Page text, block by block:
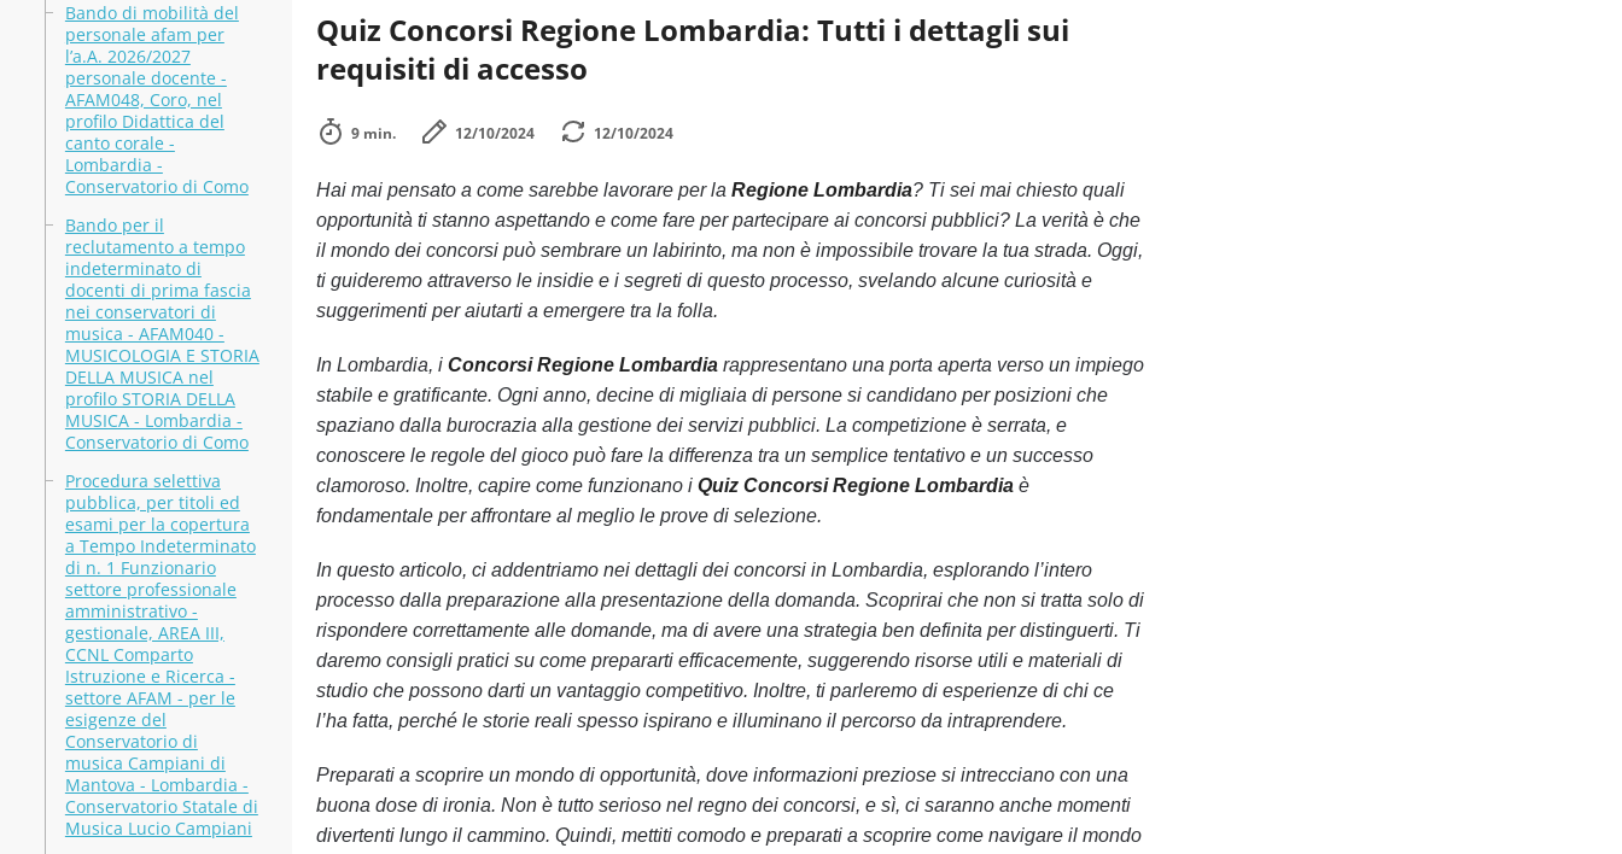
Bando di mobilità del
personale afam per
l’a.A. 2026/2027
personale docente -
AFAM048, Coro, nel
profilo Didattica del
canto corale -
Lombardia -
Conservatorio di Como
Bando per il
reclutamento a tempo
indeterminato di
docenti di prima fascia
nei conservatori di
musica - AFAM040 -
MUSICOLOGIA E STORIA
DELLA MUSICA nel
profilo STORIA DELLA
MUSICA - Lombardia -
Conservatorio di Como
Procedura selettiva
pubblica, per titoli ed
esami per la copertura
a Tempo Indeterminato
di n. 1 Funzionario
settore professionale
amministrativo -
gestionale, AREA III,
CCNL Comparto
Istruzione e Ricerca -
settore AFAM - per le
esigenze del
Conservatorio di
musica Campiani di
Mantova - Lombardia -
Conservatorio Statale di
Musica Lucio Campiani
Quiz Concorsi Regione Lombardia: Tutti i dettagli sui
requisiti di accesso
9 min. 12/10/2024 12/10/2024
Hai mai pensato a come sarebbe lavorare per la Regione Lombardia? Ti sei mai chiesto quali
opportunità ti stanno aspettando e come fare per partecipare ai concorsi pubblici? La verità è che
il mondo dei concorsi può sembrare un labirinto, ma non è impossibile trovare la tua strada. Oggi,
ti guideremo attraverso le insidie e i segreti di questo processo, svelando alcune curiosità e
suggerimenti per aiutarti a emergere tra la folla.
In Lombardia, i Concorsi Regione Lombardiarappresentano una porta aperta verso un impiego
stabile e gratificante. Ogni anno, decine di migliaia di persone si candidano per posizioni che
spaziano dalla burocrazia alla gestione dei servizi pubblici. La competizione è serrata, e
conoscere le regole del gioco può fare la differenza tra un semplice tentativo e un successo
clamoroso. Inoltre, capire come funzionano i Quiz Concorsi Regione Lombardiaè
fondamentale per affrontare al meglio le prove di selezione.
In questo articolo, ci addentriamo nei dettagli dei concorsi in Lombardia, esplorando l’intero
processo dalla preparazione alla presentazione della domanda. Scoprirai che non si tratta solo di
rispondere correttamente alle domande, ma di avere una strategia ben definita per distinguerti. Ti
daremo consigli pratici su come prepararti efficacemente, suggerendo risorse utili e materiali di
studio che possono darti un vantaggio competitivo. Inoltre, ti parleremo di esperienze di chi ce
l’ha fatta, perché le storie reali spesso ispirano e illuminano il percorso da intraprendere.
Preparati a scoprire un mondo di opportunità, dove informazioni preziose si intrecciano con una
buona dose di ironia. Non è tutto serioso nel regno dei concorsi, e sì, ci saranno anche momenti
divertenti lungo il cammino. Quindi, mettiti comodo e preparati a scoprire come navigare il mondo